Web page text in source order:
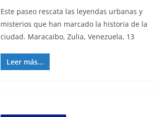
Este paseo rescata las leyendas urbanas y
misterios que han marcado la historia de la
ciudad. Maracaibo, Zulia, Venezuela, 13
Leer más...